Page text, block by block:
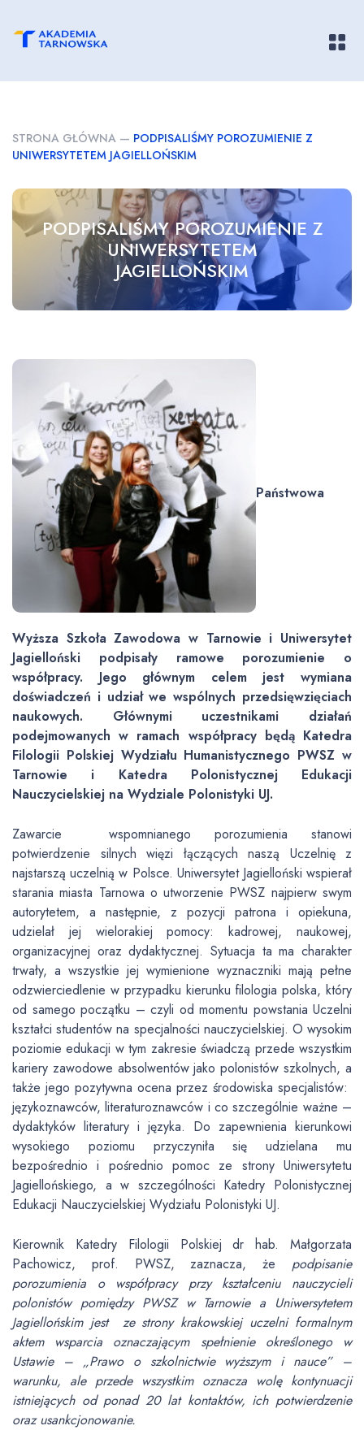
STRONA GŁÓWNA — PODPISALIŚMY POROZUMIENIE Z
UNIWERSYTETEM JAGIELLOŃSKIM
PODPISALIŚMY POROZUMIENIE Z
UNIWERSYTETEM
JAGIELLOŃSKIM
Państwowa
Wyższa Szkoła Zawodowa w Tarnowie i Uniwersytet
Jagielloński podpisały ramowe porozumienie o
współpracy. Jego głównym celem jest wymiana
doświadczeń i udział we wspólnych przedsięwzięciach
naukowych. Głównymi uczestnikami działań
podejmowanych w ramach współpracy będą Katedra
Filologii Polskiej Wydziału Humanistycznego PWSZ w
Tarnowie i Katedra Polonistycznej Edukacji
Nauczycielskiej na Wydziale Polonistyki UJ.
Zawarcie wspomnianego porozumienia stanowi
potwierdzenie silnych więzi łączących naszą Uczelnię z
najstarszą uczelnią w Polsce. Uniwersytet Jagielloński wspierał
starania miasta Tarnowa o utworzenie PWSZ najpierw swym
autorytetem, a następnie, z pozycji patrona i opiekuna,
udzielał jej wielorakiej pomocy: kadrowej, naukowej,
organizacyjnej oraz dydaktycznej. Sytuacja ta ma charakter
trwały, a wszystkie jej wymienione wyznaczniki mają pełne
odzwierciedlenie w przypadku kierunku filologia polska, który
od samego początku – czyli od momentu powstania Uczelni
kształci studentów na specjalności nauczycielskiej. O wysokim
poziomie edukacji w tym zakresie świadczą przede wszystkim
kariery zawodowe absolwentów jako polonistów szkolnych, a
także jego pozytywna ocena przez środowiska specjalistów:
językoznawców, literaturoznawców i co szczególnie ważne –
dydaktyków literatury i języka. Do zapewnienia kierunkowi
wysokiego poziomu przyczyniła się udzielana mu
bezpośrednio i pośrednio pomoc ze strony Uniwersytetu
Jagiellońskiego, a w szczególności Katedry Polonistycznej
Edukacji Nauczycielskiej Wydziału Polonistyki UJ.
Kierownik Katedry Filologii Polskiej dr hab. Małgorzata
Pachowicz, prof. PWSZ, zaznacza, że podpisanie
porozumienia o współpracy przy kształceniu nauczycieli
polonistów pomiędzy PWSZ w Tarnowie a Uniwersytetem
Jagiellońskim jest ze strony krakowskiej uczelni formalnym
aktem wsparcia oznaczającym spełnienie określonego w
Ustawie – „Prawo o szkolnictwie wyższym i nauce” –
warunku, ale przede wszystkim oznacza wolę kontynuacji
istniejących od ponad 20 lat kontaktów, ich potwierdzenie
oraz usankcjonowanie.